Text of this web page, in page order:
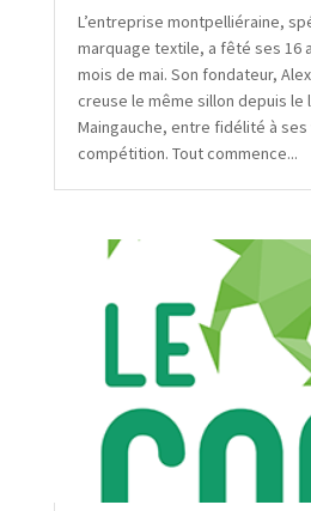
L’entreprise montpelliéraine,
marquage textile, a fêté ses 16
mois de mai. Son fondateur,
creuse le même sillon depuis le
Maingauche, entre fidélité à
compétition. Tout commence...